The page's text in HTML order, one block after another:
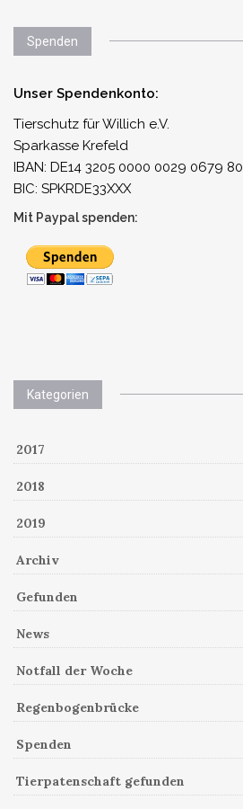
Spenden
Unser Spendenkonto:
Tierschutz für Willich e.V.
Sparkasse Krefeld
IBAN: DE14 3205 0000 0029 0679 80
BIC: SPKRDE33XXX
Mit Paypal spenden:
Kategorien
2017
2018
2019
Archiv
Gefunden
News
Notfall der Woche
Regenbogenbrücke
Spenden
Tierpatenschaft gefunden